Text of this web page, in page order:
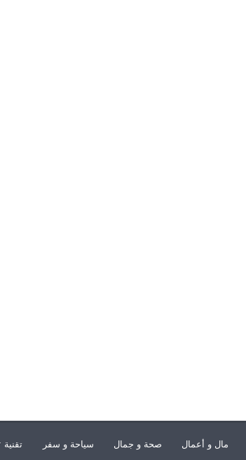
مال و أعمال صحة و جمال سياحة و سفر تقنية